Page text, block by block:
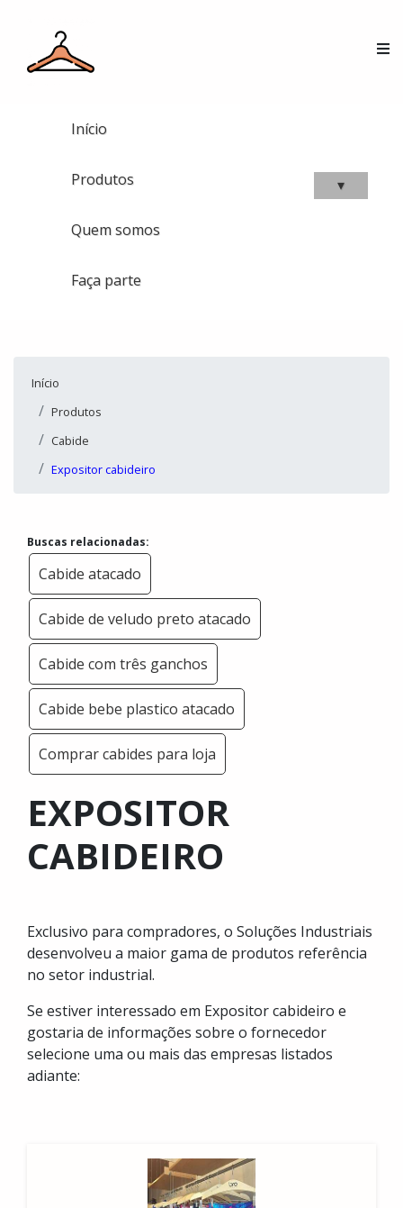
Início
Produtos ▾
Quem somos
Faça parte
Início
Produtos
Cabide
Expositor cabideiro
Buscas relacionadas:
Cabide atacado
Cabide de veludo preto atacado
Cabide com três ganchos
Cabide bebe plastico atacado
Comprar cabides para loja
EXPOSITOR
CABIDEIRO
Exclusivo para compradores, o Soluções Industriais
desenvolveu a maior gama de produtos referência
no setor industrial.
Se estiver interessado em Expositor cabideiro e
gostaria de informações sobre o fornecedor
selecione uma ou mais das empresas listados
adiante: